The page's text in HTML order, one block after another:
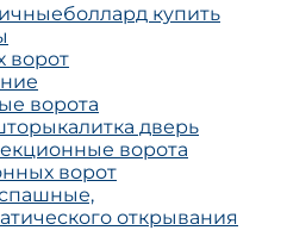
боллард купить
ворот
ворота
калитка дверь
ворота
ворот
открывания